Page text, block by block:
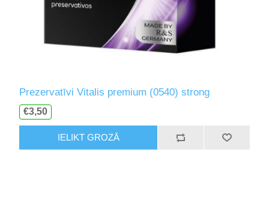
Prezervatīvi Vitalis premium (0540) strong
€3,50
IELIKT GROZĀ